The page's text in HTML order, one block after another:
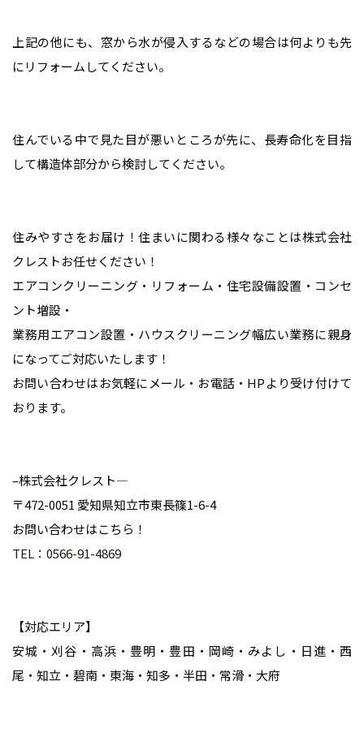
上記の他にも、窓から水が侵入するなどの場合は何よりも先
にリフォームしてください。
住んでいる中で見た目が悪いところが先に、長寿命化を目指
して構造体部分から検討してください。
住みやすさをお届け！住まいに関わる様々なことは株式会社
クレストお任せください！
エアコンクリーニング・リフォーム・住宅設備設置・コンセ
ント増設・
業務用エアコン設置・ハウスクリーニング幅広い業務に親身
になってご対応いたします！
お問い合わせはお気軽にメール・お電話・HPより受け付けて
おります。
–株式会社クレスト—
〒472-0051 愛知県知立市東長篠1-6-4
お問い合わせはこちら！
TEL：0566-91-4869
【対応エリア】
安城・刈谷・高浜・豊明・豊田・岡崎・みよし・日進・西
尾・知立・碧南・東海・知多・半田・常滑・大府